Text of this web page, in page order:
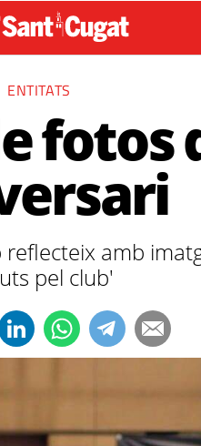
ENTITATS
fotos
amb
pel club'